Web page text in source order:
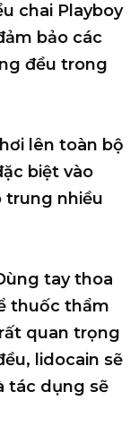
chai Playboy
bảo các
đều trong
lên toàn bộ
biệt vào
trung nhiều
tay thoa
thuốc thẩm
quan trọng
lidocain sẽ
tác dụng sẽ